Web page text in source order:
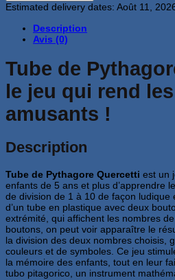
de
Quercetti
Estimated delivery dates: Août 11,
Description
Avis (0)
Tube de
le jeu qui rend
amusants !
Description
Tube de Pythagore Quercetti est un
enfants de 5 ans et plus d’apprendre
de division de 1 à 10 de façon ludique
d’un tube en plastique avec deux
extrémité, qui affichent les nombres
boutons, on peut voir apparaître le
la division des deux nombres choisis,
couleurs et de symboles. Ce jeu
la mémoire des enfants, tout en leur
tubo pitagorico, un instrument